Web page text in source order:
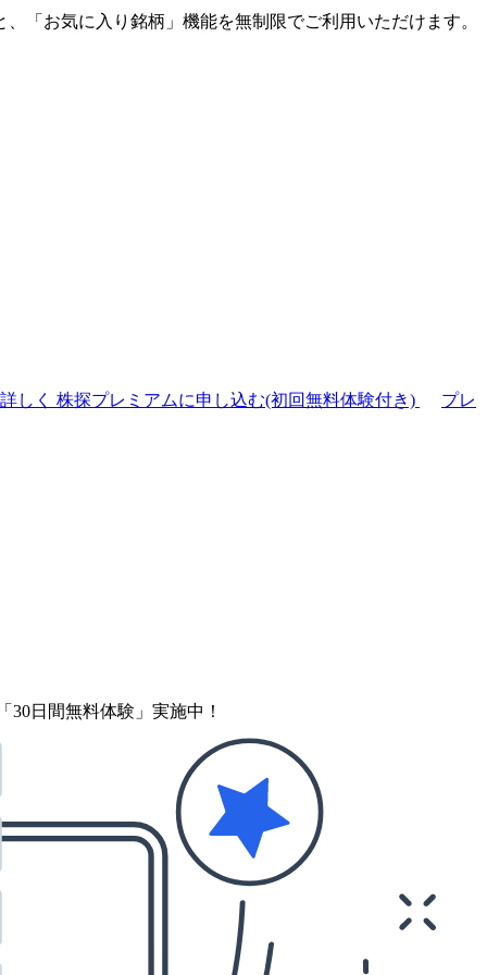
「お気に入り銘柄」機能を無制限でご利用いただけます。
しく 株探プレミアムに申し込む(初回無料体験付き) プレ
日間無料体験」実施中！